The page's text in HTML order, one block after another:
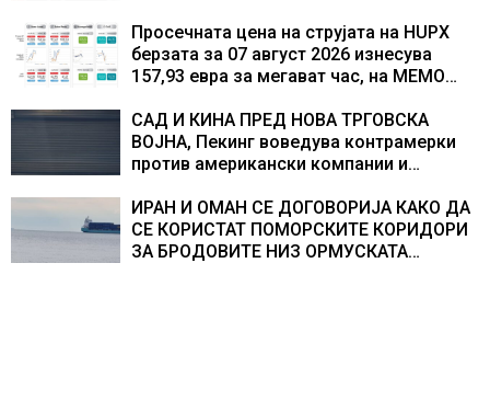
резултати
Просечната цена на струјата на HUPX
берзата за 07 август 2026 изнесува
157,93 евра за мегават час, на МЕМО
САД И КИНА ПРЕД НОВА ТРГОВСКА
ВОЈНА, Пекинг воведува контрамерки
против американски компании и
ИРАН И ОМАН СЕ ДОГОВОРИЈА КАКО ДА
СЕ КОРИСТАТ ПОМОРСКИТЕ КОРИДОРИ
ЗА БРОДОВИТЕ НИЗ ОРМУСКАТА